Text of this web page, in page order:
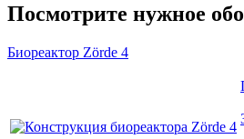
Посмотрите нужное
Биореактор Zörde 4